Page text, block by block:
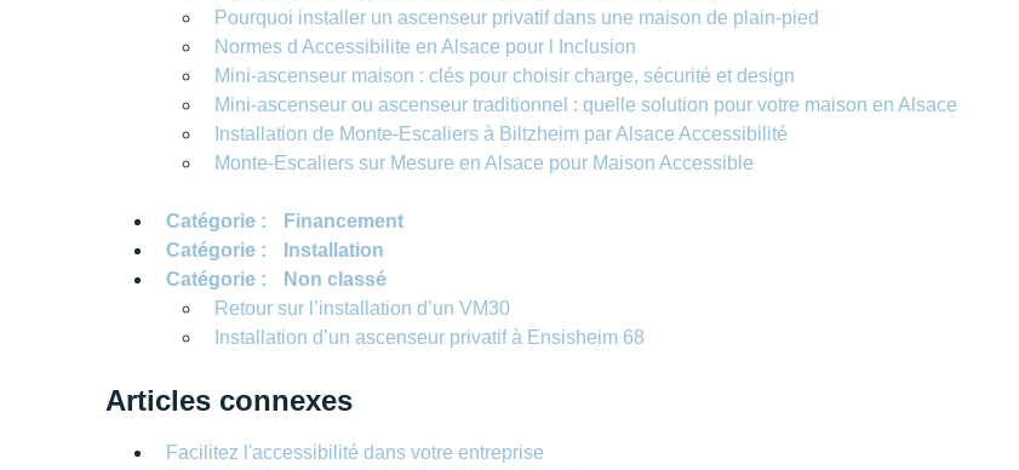
Pourquoi installer un ascenseur privatif dans une maison de plain-pied
Normes d Accessibilite en Alsace pour l Inclusion
Mini-ascenseur maison : clés pour choisir charge, sécurité et design
Mini-ascenseur ou ascenseur traditionnel : quelle solution pour votre maison en Alsace
Installation de Monte-Escaliers à Biltzheim par Alsace Accessibilité
Monte-Escaliers sur Mesure en Alsace pour Maison Accessible
Catégorie :
Financement
Catégorie :
Installation
Catégorie :
Non classé
Retour sur l’installation d’un VM30
Installation d’un ascenseur privatif à Ensisheim 68
Articles connexes
Facilitez l'accessibilité dans votre entreprise